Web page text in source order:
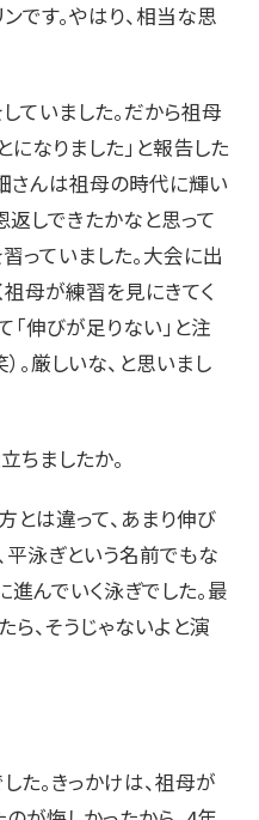
です。やはり、相当な思
ていました。だから祖母
になりました」と報告した
畑さんは祖母の時代に輝い
返しできたかなと思って
っていました。大会に出
祖母が練習を見にきてく
「伸びが足りない」と注
。厳しいな、と思いまし
ちましたか。
とは違って、あまり伸び
平泳ぎという名前でもな
んでいく泳ぎでした。最
、そうじゃないよと演
。きっかけは、祖母が